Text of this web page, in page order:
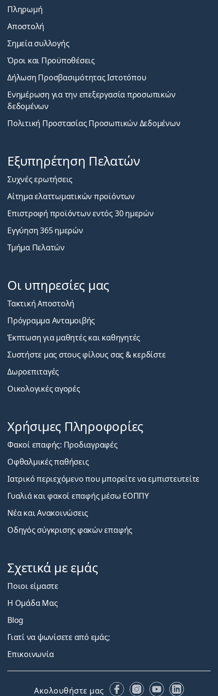
Πληρωμή
Αποστολή
Σημεία συλλογής
Όροι και Προϋποθέσεις
Δήλωση Προσβασιμότητας Ιστοτόπου
Ενημέρωση για την επεξεργασία προσωπικών
δεδομένων
Πολιτική Προστασίας Προσωπικών Δεδομένων
Εξυπηρέτηση Πελατών
Συχνές ερωτήσεις
Αίτημα ελαττωματικών προϊόντων
Επιστροφή προϊόντων εντός 30 ημερών
Εγγύηση 365 ημερών
Τμήμα Πελατών
Οι υπηρεσίες μας
Τακτική Αποστολή
Πρόγραμμα Ανταμοιβής
Έκπτωση για μαθητές και καθηγητές
Συστήστε μας στους φίλους σας & κερδίστε
Δωροεπιταγές
Οικολογικές αγορές
Χρήσιμες Πληροφορίες
Φακοί επαφής: Προδιαγραφές
Οφθαλμικές παθήσεις
Ιατρικό περιεχόμενο που μπορείτε να εμπιστευτείτε
Γυαλιά και φακοί επαφής μέσω ΕΟΠΠΥ
Νέα και Ανακοινώσεις
Οδηγός σύγκρισης φακών επαφής
Σχετικά με εμάς
Ποιοι είμαστε
Η Ομάδα Μας
Blog
Γιατί να ψωνίσετε από εμάς;
Επικοινωνία
Ακολουθήστε μας FacebookInstagram
YouTubeLinkedIn